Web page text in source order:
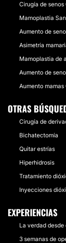
Cirugía de senos
Mamoplastia
Aumento de
Asimetría
Mamoplastia de
Aumento de
Aumento mamas
OTRAS
Cirugía de
Bichatectomía
Quitar estrías
Hiperhidrosis
Tratamiento
Inyecciones
EXPERIENCIAS
La verdad
3 semanas de